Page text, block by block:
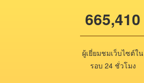
665,410
ผู้เยี่ยมชมเว็บไซต์ใน
รอบ 24 ชั่วโมง